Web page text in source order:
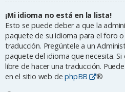
¡Mi idioma no está en la lista!
Esto se puede deber a que la
paquete de su idioma para el foro
traducción. Pregúntele a un
paquete del idioma que necesita.
libre de hacer una traducción.
en el sitio web dephpBB ®